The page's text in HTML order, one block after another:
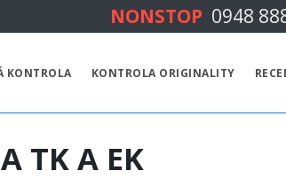
NONSTOP 0948
KONTROLA KONTROLA ORIGINALITY
TK A EK